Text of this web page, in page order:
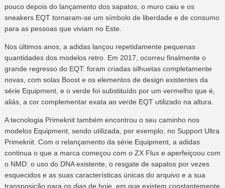
pouco depois do lançamento dos sapatos, o muro caiu e os
sneakers EQT tornaram-se um símbolo de liberdade e de consumo
para as pessoas que viviam no Este.
Nos últimos anos, a adidas lançou repetidamente pequenas
quantidades dos modelos retro. Em 2017, ocorreu finalmente o
grande regresso do EQT: foram criadas silhuetas completamente
novas, com solas Boost e os elementos de design existentes da
série Equipment, e o verde foi substituído por um vermelho que é,
aliás, a cor complementar exata ao verde EQT utilizado na altura.
A tecnologia Primeknit também encontrou o seu caminho nos
modelos Equipment, sendo utilizada, por exemplo, no Support Ultra
Primeknit. Com o relançamento da série Equipment, a adidas
continua o que a marca começou com o ZX Flux e aperfeiçoou com
o NMD: o uso do DNA existente, o resgate de sapatos por vezes
esquecidos e as suas características únicas do arquivo e a sua
transposição para os dias de hoje, em que existem constantemente